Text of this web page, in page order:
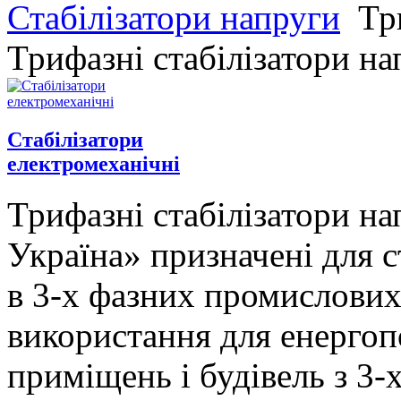
Стабілізатори напруги
Трифазні стабілізатори
Стабілізатори
електромеханічні
Трифазні стабілізатори
Україна» призначені для
в 3-х фазних
використання для
приміщень і будівель з